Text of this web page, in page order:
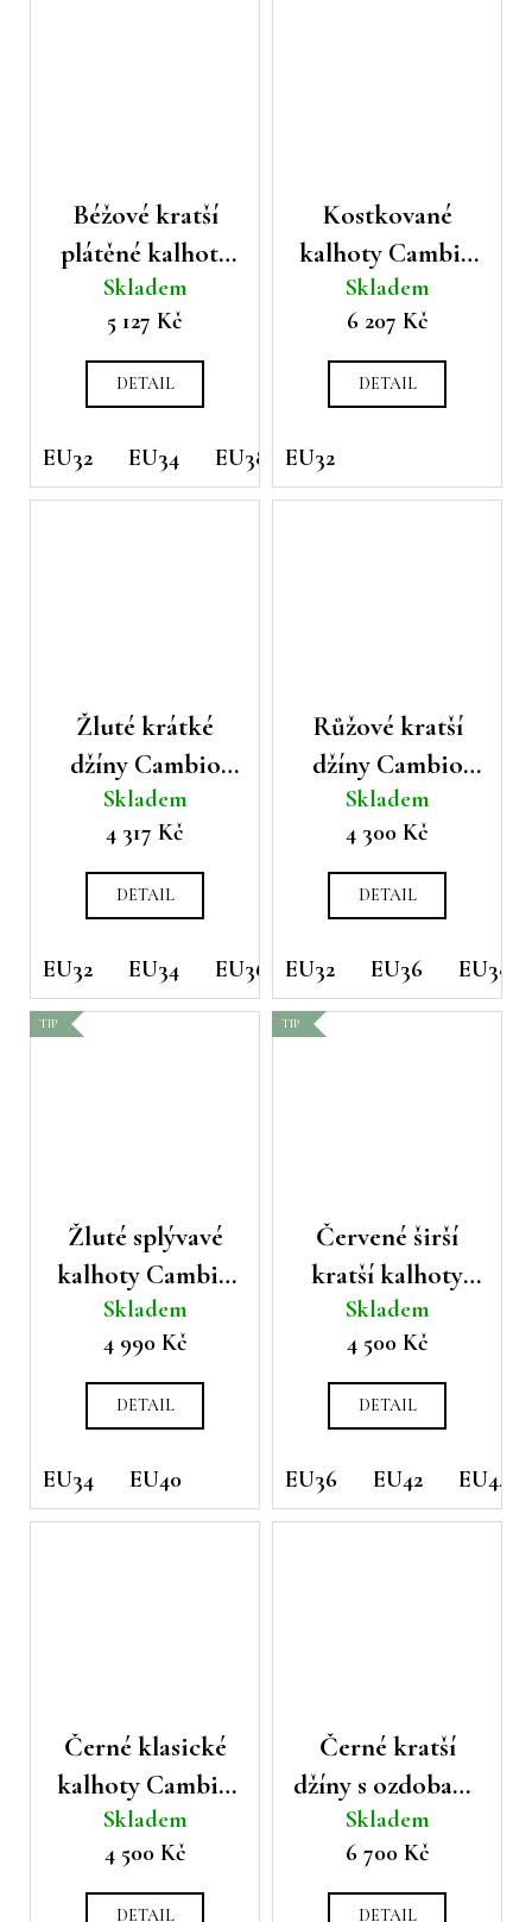
Béžové kratší
plátěné kalhoty
Cambio
Clementine s
potiskem
Skladem
5 127 Kč
DETAIL
EU32 EU34 EU38 EU40
Kostkované
kalhoty Cambio
Ava s gumou v
pase
Skladem
6 207 Kč
DETAIL
EU32
Žluté krátké
džíny Cambio
Piper
Skladem
4 317 Kč
DETAIL
EU32 EU34 EU36 EU38
Růžové kratší
džíny Cambio
Francesca s
rozšířenými
nohavicemi
Skladem
4 300 Kč
DETAIL
EU32 EU36 EU38
TIP
Žluté splývavé
kalhoty Cambio
Clara s příměsí
lnu
Skladem
4 990 Kč
DETAIL
EU34 EU40
TIP
Červené širší
kratší kalhoty
Cambio
Cameron s
gumou v pase
Skladem
4 500 Kč
DETAIL
EU36 EU42 EU44
Černé klasické
kalhoty Cambio
s jemným
proužkem
Skladem
4 500 Kč
DETAIL
Černé kratší
džíny s ozdobami
Cambio Tess
Skladem
6 700 Kč
DETAIL